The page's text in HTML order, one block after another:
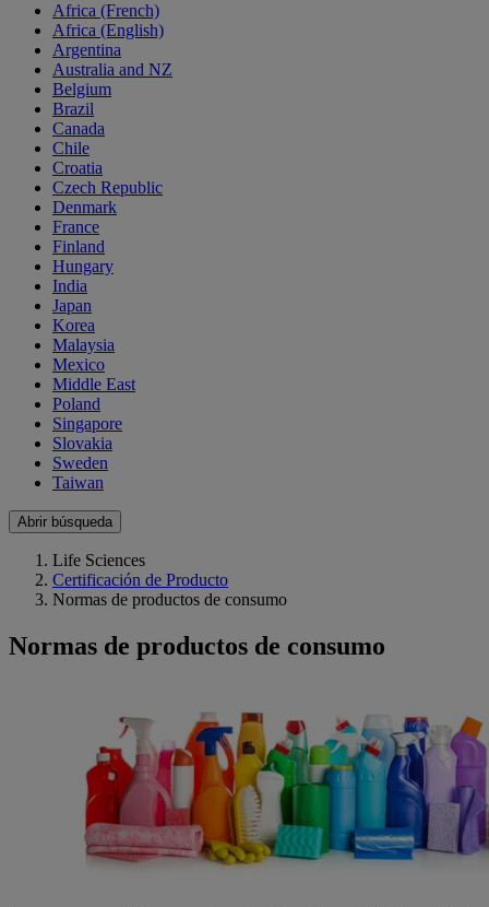
Africa (French)
Africa (English)
Argentina
Australia and NZ
Belgium
Brazil
Canada
Chile
Croatia
Czech Republic
Denmark
France
Finland
Hungary
India
Japan
Korea
Malaysia
Mexico
Middle East
Poland
Singapore
Slovakia
Sweden
Taiwan
Abrir búsqueda
Life Sciences
Certificación de Producto
Normas de productos de consumo
Normas de productos de consumo